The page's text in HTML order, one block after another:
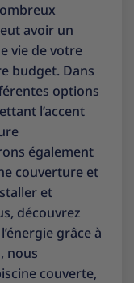
avoir un
vie de votre
budget. Dans
options
l’accent
également
couverture et
et
découvrez
grâce à
nous
couverte,